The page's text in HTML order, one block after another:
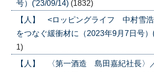
号）('23/09/14) (1832)
【人】 <ロッピングライフ 中村雪
をつなぐ緩衝材に（2023年9月7日号
1)
【人】 〈第一酒造 島田嘉紀社長〉